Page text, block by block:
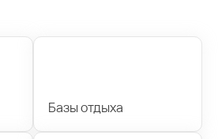
Базы отдыха